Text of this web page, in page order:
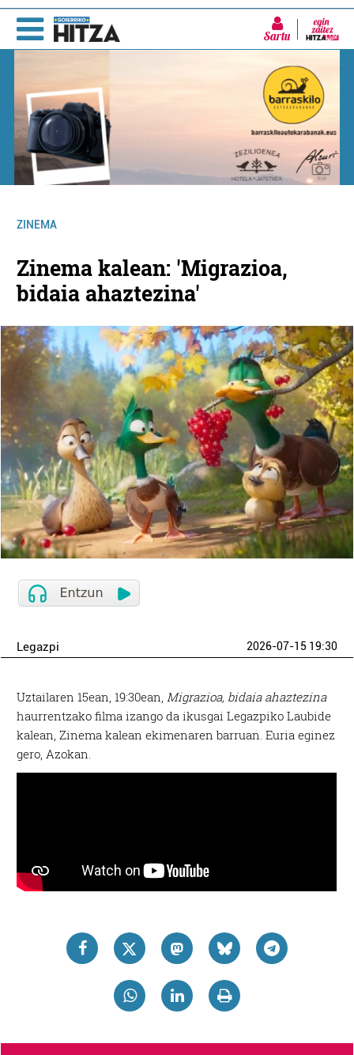
Sartu
ZINEMA
Zinema kalean: 'Migrazioa,
bidaia ahaztezina'
Legazpi 2026-07-15 19:30
Uztailaren 15ean, 19:30ean,Migrazioa, bidaia ahaztezina
haurrentzako filma izango da ikusgai Legazpiko Laubide
kalean, Zinema kalean ekimenaren barruan. Euria eginez
gero, Azokan.